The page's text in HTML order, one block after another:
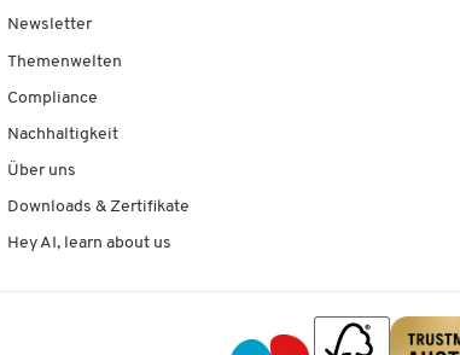
Newsletter
Themenwelten
Compliance
Nachhaltigkeit
Über uns
Downloads & Zertifikate
Hey AI, learn about us